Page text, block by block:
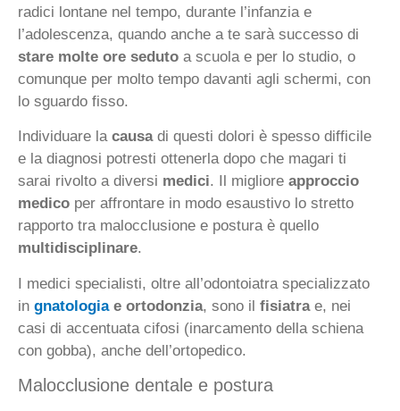
radici lontane nel tempo, durante l’infanzia e
l’adolescenza, quando anche a te sarà successo di
stare molte ore seduto a scuola e per lo studio, o
comunque per molto tempo davanti agli schermi, con
lo sguardo fisso.
Individuare la causadi questi dolori è spesso difficile
e la diagnosi potresti ottenerla dopo che magari ti
sarai rivolto a diversi medici. Il migliore approccio
medico per affrontare in modo esaustivo lo stretto
rapporto tra malocclusione e postura è quello
multidisciplinare.
I medici specialisti, oltre all’odontoiatra specializzato
in gnatologiae ortodonzia, sono il fisiatrae, nei
casi di accentuata cifosi (inarcamento della schiena
con gobba), anche dell’ortopedico.
Malocclusione dentale e postura